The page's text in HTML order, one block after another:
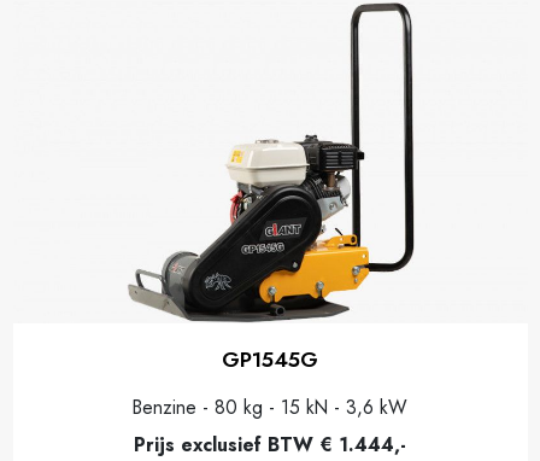
GP1545G
Benzine - 80 kg - 15 kN - 3,6 kW
Prijs exclusief BTW € 1.444,-